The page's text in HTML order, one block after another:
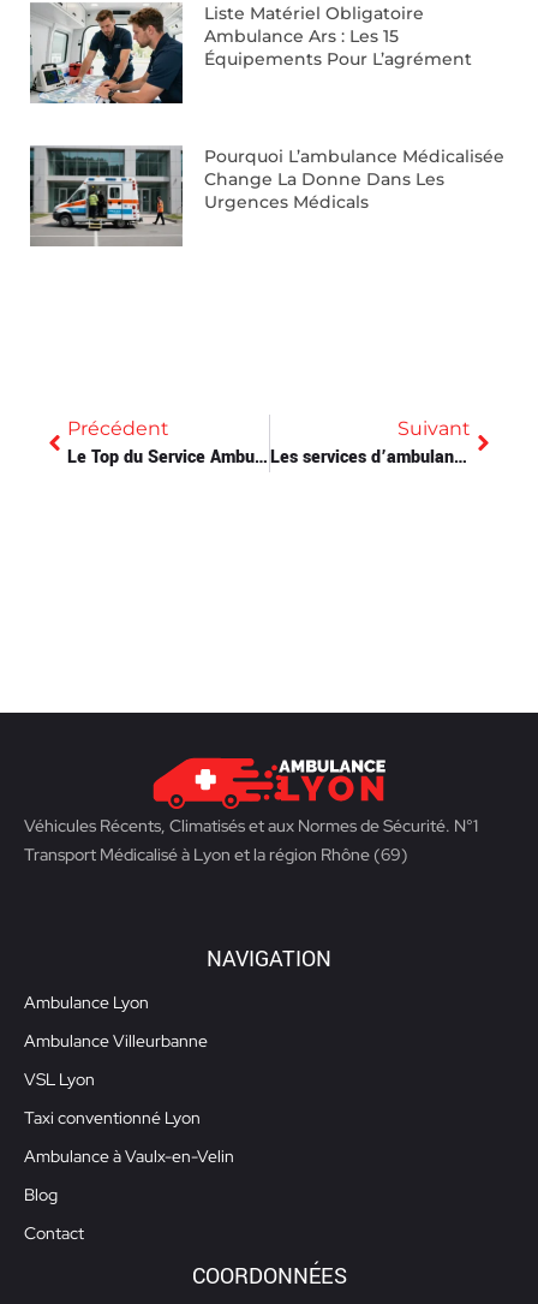
Liste Matériel Obligatoire
Ambulance Ars : Les 15
Équipements Pour L’agrément
Pourquoi L’ambulance Médicalisée
Change La Donne Dans Les
Urgences Médicals
Précédent
Le Top du Service Ambulancier pour Votre Santé
Suivant
Les services d’ambulance pédiatrique: un soutien crucial en situation d’urgence
Véhicules Récents, Climatisés et aux Normes de Sécurité. N°1
Transport Médicalisé à Lyon et la région Rhône (69)
NAVIGATION
Ambulance Lyon
Ambulance Villeurbanne
VSL Lyon
Taxi conventionné Lyon
Ambulance à Vaulx-en-Velin
Blog
Contact
COORDONNÉES